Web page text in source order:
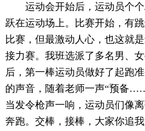
运动会开始后，运动员个个
跃在运动场上。比赛开始，有
比赛，但最激动人心，也这就
接力赛。我班选派了多名男、
后，第一棒运动员做好了起跑
的声音，随着老师一声“预备
当发令枪声一响，运动员们像
奔跑。交棒，接棒，大家你追